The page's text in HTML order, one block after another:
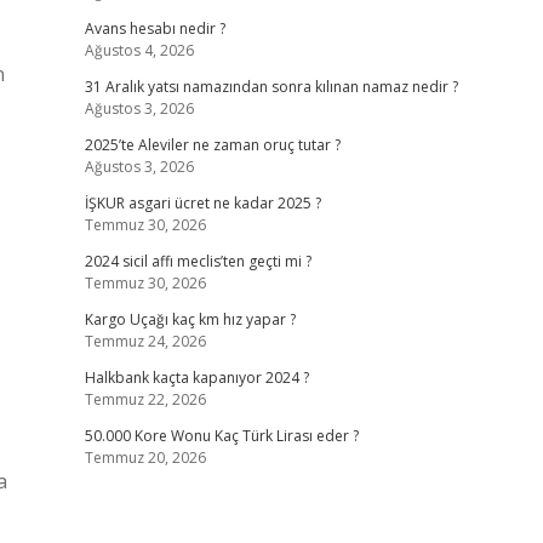
Avans hesabı nedir ?
Ağustos 4, 2026
31 Aralık yatsı namazından sonra kılınan namaz nedir ?
Ağustos 3, 2026
2025’te Aleviler ne zaman oruç tutar ?
Ağustos 3, 2026
İŞKUR asgari ücret ne kadar 2025 ?
Temmuz 30, 2026
2024 sicil affı meclis’ten geçti mi ?
Temmuz 30, 2026
Kargo Uçağı kaç km hız yapar ?
Temmuz 24, 2026
Halkbank kaçta kapanıyor 2024 ?
Temmuz 22, 2026
50.000 Kore Wonu Kaç Türk Lirası eder ?
Temmuz 20, 2026